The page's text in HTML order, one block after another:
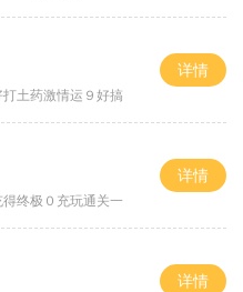
土药激情运９好搞
详情
得终极０充玩通关一
详情
详情